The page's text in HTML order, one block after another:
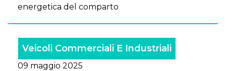
energetica del comparto
Veicoli Commerciali E Industriali
09 maggio 2025